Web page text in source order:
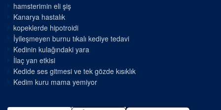
hamsterimin eli şiş
Kanarya hastalık
kopeklerde hipotroidi
İyileşmeyen burnu tıkalı kediye tedavi
Kedinin kulağındaki yara
İlaç yan etkisi
Kedide ses gitmesi ve tek gözde kısıklık
Kedim kuru mama yemiyor